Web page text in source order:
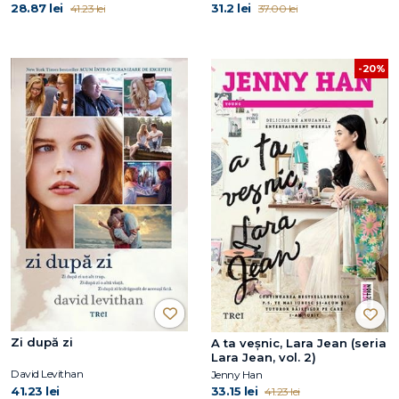
28.87 lei 41.23 lei 31.2 lei 37.00 lei
Zi după zi
David Levithan
41.23 lei
-20%
A ta veșnic, Lara Jean (seria
Lara Jean, vol. 2)
Jenny Han
33.15 lei 41.23 lei